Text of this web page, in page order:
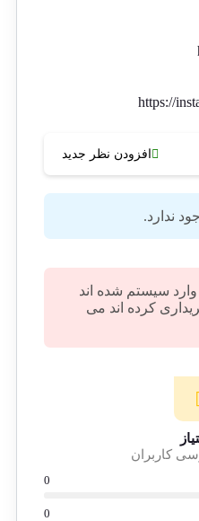
https://
افزودن نظر جدید
ندارد.
سیستم شده اند
کرده اند می
0
0